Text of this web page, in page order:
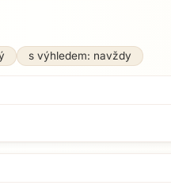
s výhledem: navždy